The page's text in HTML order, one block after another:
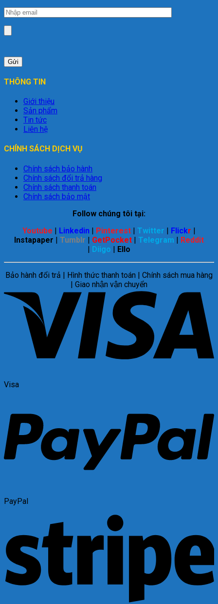
THÔNG TIN
Giới thiệu
Sản phẩm
Tin tức
Liên hệ
CHÍNH SÁCH DỊCH VỤ
Chính sách bảo hành
Chính sách đổi trả hàng
Chính sách thanh toán
Chính sách bảo mật
Follow chúng tôi tại:
Youtube | Linkedin | Pinterest | Twitter | Flickr |
Instapaper | Tumblr | GetPocket | Telegram | Reddit
| Diigo | Ello
Bảo hành đổi trả | Hình thức thanh toán | Chính sách mua hàng
| Giao nhận vận chuyển
Visa
PayPal